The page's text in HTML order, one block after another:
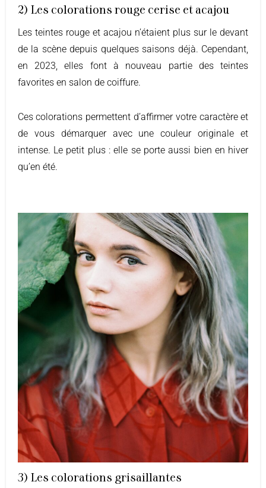
2) Les colorations rouge cerise et acajou
Les teintes rouge et acajou n’étaient plus sur le devant
de la scène depuis quelques saisons déjà. Cependant,
en 2023, elles font à nouveau partie des teintes
favorites en salon de coiffure.
Ces colorations permettent d’affirmer votre caractère et
de vous démarquer avec une couleur originale et
intense. Le petit plus : elle se porte aussi bien en hiver
qu’en été.
3) Les colorations grisaillantes